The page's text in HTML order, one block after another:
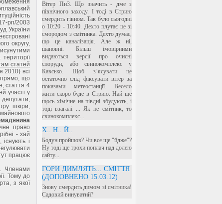
Вітер ПнЗ. Що значить - дме з
північного заходу. І тоді в Стрию
смердить гівном. Так було сьогодні
о 10:20 - 10:40. Дехто плутає це зі
смородом з смітника. Дехто думає,
що це каналізація. Але ж ні,
шановні. Більш імовірними
видаються версії про очисні
споруди, або свинокомплекс у
Кавсько. Щоб з’ясувати це
остаточно слід фіксувати вітер за
показами метеостанції. Весело
жити скоро буде в Стрию. Най ще
щось хімічне на півдні збудують, і
тоді взагалі ... Як не смітник, то
свинокомплекс...
Х.. Н.. Й..
Бодун пройшов? Чи все ще "йдже"?
Ну тоді ще трохи поплач над долею
сайту...
ГОРИ ДИМЛЯТЬ... СМІТТЯ
(ДОПОВНЕНО 15.03.12)
Знову смердить димом зі смітника!
Садовий винуватий?
рп/2003
України
округу,
статей
2010) всі
прямо, що
стаття 4
участі у
шкіри,
право
- хай
і
працює
Членами
Тому до
з якої